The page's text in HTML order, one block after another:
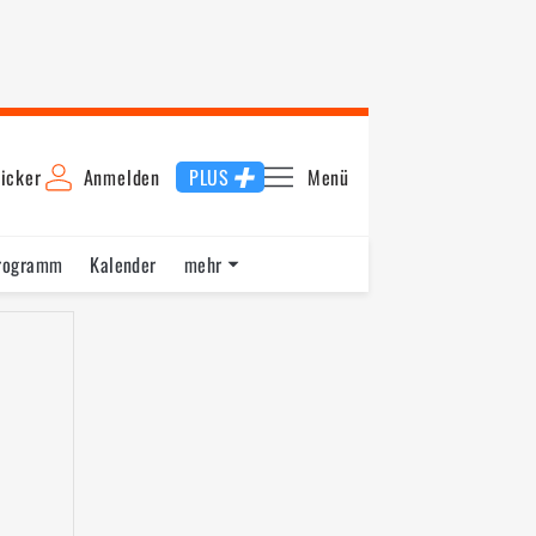
Anmelden PLUS Menü
Kalender
mehr